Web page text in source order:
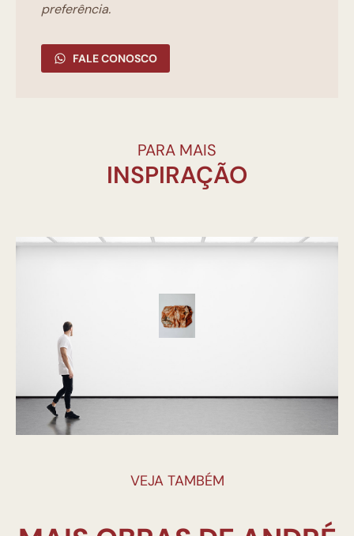
preferência.
FALE CONOSCO
PARA MAIS
INSPIRAÇÃO
VEJA TAMBÉM